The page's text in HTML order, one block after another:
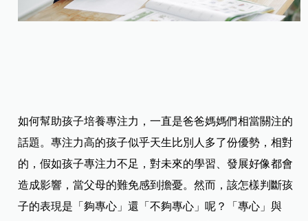
如何幫助孩子培養專注力，一直是爸爸媽媽們相當關注的
話題。專注力高的孩子似乎天生比別人多了份優勢，相對
的，假如孩子專注力不足，對未來的學習、發展好像都會
造成影響，當父母的難免感到擔憂。然而，該怎樣判斷孩
子的表現是「夠專心」還「不夠專心」呢？「專心」與